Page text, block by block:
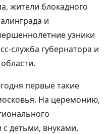
жители блокадного
и
узники
служба губернатора и
первые такие
На церемонию,
детьми, внуками,